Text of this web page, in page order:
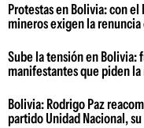
Protestas en Bolivia: con
mineros exigen la
Sube la tensión en Bolivia:
manifestantes que piden
Bolivia: Rodrigo Paz
partido Unidad Nacional,